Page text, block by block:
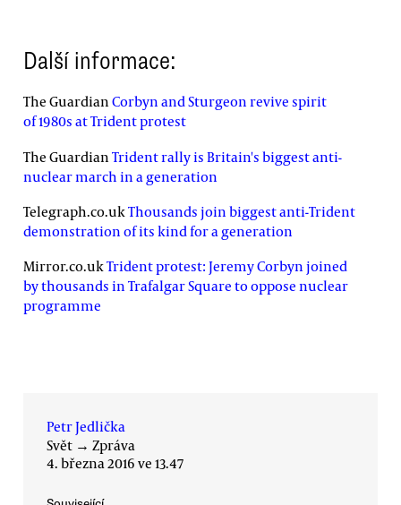
Další informace:
The Guardian Corbyn and Sturgeon revive spirit
of 1980s at Trident protest
The Guardian Trident rally is Britain's biggest anti-
nuclear march in a generation
Telegraph.co.ukThousands join biggest anti-Trident
demonstration of its kind for a generation
Mirror.co.ukTrident protest: Jeremy Corbyn joined
by thousands in Trafalgar Square to oppose nuclear
programme
Petr Jedlička
Svět → Zpráva
4. března 2016 ve 13.47